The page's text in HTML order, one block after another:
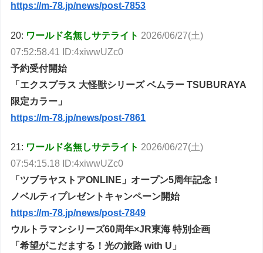
https://m-78.jp/news/post-7853
20: ワールド名無しサテライト 2026/06/27(土)
07:52:58.41 ID:4xiwwUZc0
予約受付開始
「エクスプラス 大怪獣シリーズ ベムラー TSUBURAYA
限定カラー」
https://m-78.jp/news/post-7861
21: ワールド名無しサテライト 2026/06/27(土)
07:54:15.18 ID:4xiwwUZc0
「ツブラヤストアONLINE」オープン5周年記念！
ノベルティプレゼントキャンペーン開始
https://m-78.jp/news/post-7849
ウルトラマンシリーズ60周年×JR東海 特別企画
「希望がこだまする！光の旅路 with U」